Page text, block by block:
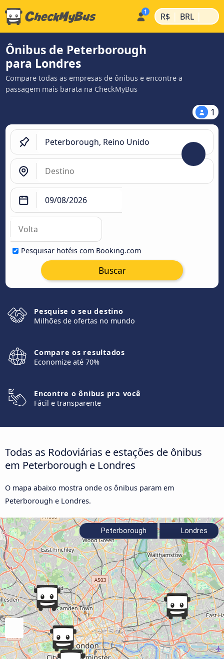
R$ | BRL |
Ônibus de Peterborough
para Londres
Compare todas as empresas de ônibus e encontre a
passagem mais barata na CheckMyBus
1
Pesquisar hotéis com Booking.com
Buscar
Pesquise o seu destino
Milhões de ofertas no mundo
Compare os resultados
Economize até 70%
Encontre o ônibus pra você
Fácil e transparente
Todas as Rodoviárias e estações de ônibus
em Peterborough e Londres
O mapa abaixo mostra onde os ônibus param em
Peterborough e Londres.
Peterborough Londres